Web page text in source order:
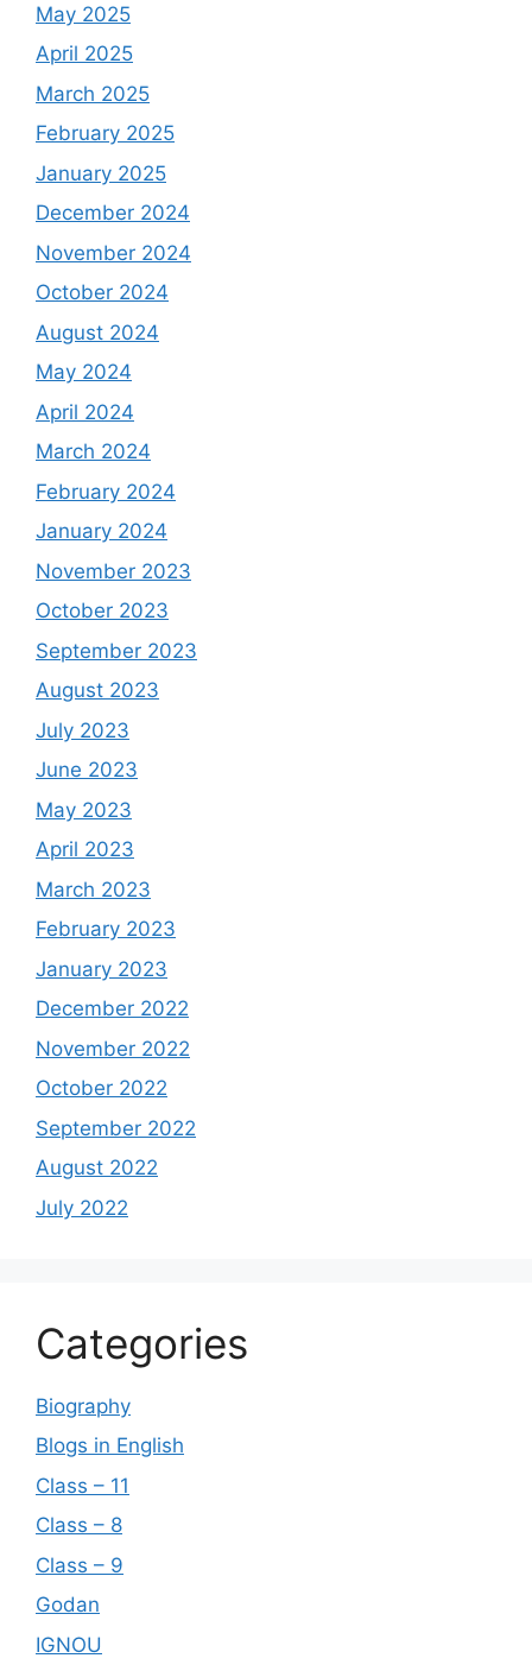
May 2025
April 2025
March 2025
February 2025
January 2025
December 2024
November 2024
October 2024
August 2024
May 2024
April 2024
March 2024
February 2024
January 2024
November 2023
October 2023
September 2023
August 2023
July 2023
June 2023
May 2023
April 2023
March 2023
February 2023
January 2023
December 2022
November 2022
October 2022
September 2022
August 2022
July 2022
Categories
Biography
Blogs in English
Class – 11
Class – 8
Class – 9
Godan
IGNOU